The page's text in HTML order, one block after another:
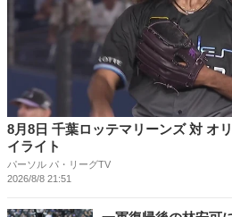
8月8日 千葉ロッテマリーンズ 対 オ
イライト
パーソル パ・リーグTV
2026/8/8 21:51